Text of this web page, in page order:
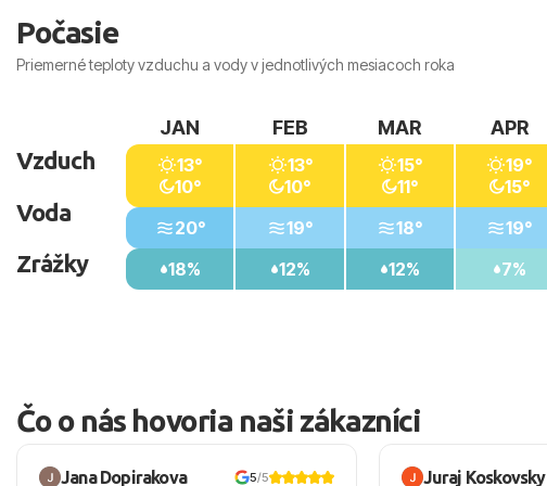
Počasie
Priemerné teploty vzduchu a vody v jednotlivých mesiacoch roka
Vzduch
Voda
Zrážky
JAN
13°
10°
20°
18%
FEB
13°
10°
19°
12%
MAR
15°
11°
18°
12%
APR
19°
15°
19°
7%
Čo o nás hovoria naši zákazníci
Jana Dopirakova 5/5 Juraj Koskovsky